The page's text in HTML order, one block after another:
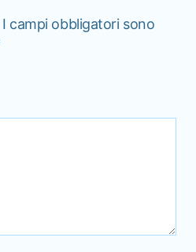
I campi obbligatori sono